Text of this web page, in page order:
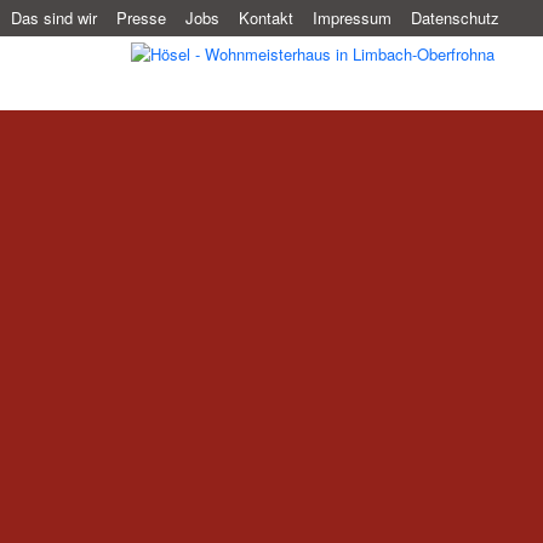
Das sind wir Presse Jobs Kontakt Impressum Datenschutz